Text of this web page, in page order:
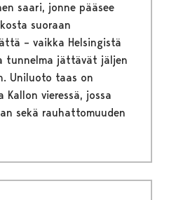
saari, jonne pääsee
suoraan
– vaikka Helsingistä
tunnelma jättävät jäljen
Uniluoto taas on
vieressä, jossa
sekä rauhattomuuden